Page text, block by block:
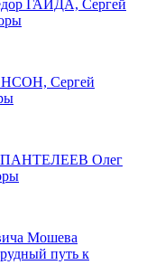
ГАЙДА, Сергей
Сергей
ПАНТЕЛЕЕВ Олег
Мошева
путь к